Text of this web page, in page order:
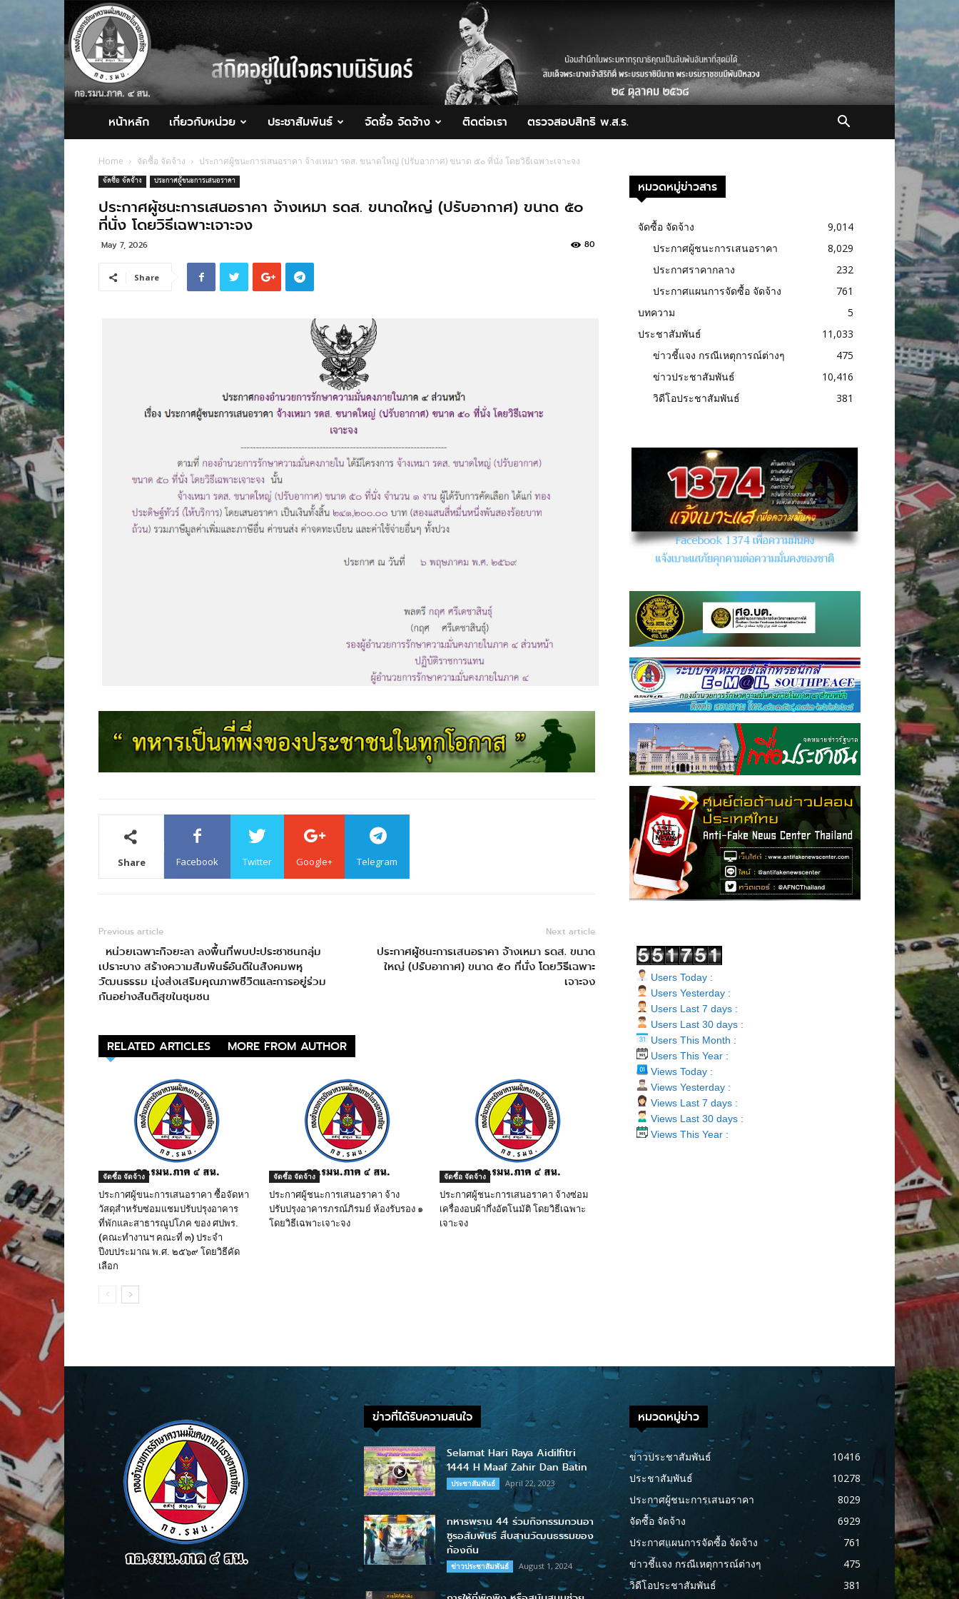
กอ.รมน.ภาค
4
สน.
หน้าหลัก เกี่ยวกับหน่วย ประชาสัมพันธ์ จัดซื้อ จัดจ้าง ติดต่อเรา ตรวจสอบสิทธิ พ.ส.ร.
Home จัดซื้อ จัดจ้าง ประกาศผู้ชนะการเสนอราคา จ้างเหมา รดส. ขนาดใหญ่ (ปรับอากาศ) ขนาด ๕๐ ที่นั่ง โดยวิธีเฉพาะเจาะจง
จัดซื้อ จัดจ้าง ประกาศผู้ชนะการเสนอราคา
ประกาศผู้ชนะการเสนอราคา จ้างเหมา รดส. ขนาดใหญ่ (ปรับอากาศ) ขนาด ๕๐
ที่นั่ง โดยวิธีเฉพาะเจาะจง
May 7, 2026 80
Share
Share Facebook Twitter Google+ Telegram
Previous article
หน่วยเฉพาะกิจยะลา ลงพื้นที่พบปะประชาชนกลุ่ม
เปราะบาง สร้างความสัมพันธ์อันดีในสังคมพหุ
วัฒนธรรม มุ่งส่งเสริมคุณภาพชีวิตและการอยู่ร่วม
กันอย่างสันติสุขในชุมชน
Next article
ประกาศผู้ชนะการเสนอราคา จ้างเหมา รดส. ขนาด
ใหญ่ (ปรับอากาศ) ขนาด ๕๐ ที่นั่ง โดยวิธีเฉพาะ
เจาะจง
RELATED ARTICLES MORE FROM AUTHOR
จัดซื้อ จัดจ้าง
ประกาศผู้ขนะการเสนอราคา ซื้อจัดหา
วัสดุสำหรับซ่อมแชมปรับปรุงอาคาร
ที่พักและสาธารณูปโภค ของ ศปพร.
(คณะทำงานฯ คณะที่ ๓) ประจำ
ปีงบประมาณ พ.ศ. ๒๕๖๙ โดยวิธีคัด
เลือก
จัดซื้อ จัดจ้าง
ประกาศผู้ชนะการเสนอราคา จ้าง
ปรับปรุงอาคารภรณ์ภิรมย์ ห้องรับรอง ๑
โดยวิธีเฉพาะเจาะจง
จัดซื้อ จัดจ้าง
ประกาศผู้ชนะการเสนอราคา จ้างซ่อม
เครื่องอบผ้ากึ่งอัตโนมัติ โดยวิธีเฉพาะ
เจาะจง
หมวดหมู่ข่าวสาร
จัดซื้อ จัดจ้าง
9,014
ประกาศผู้ชนะการเสนอราคา
8,029
ประกาศราคากลาง
232
ประกาศแผนการจัดซื้อ จัดจ้าง
761
บทความ
5
ประชาสัมพันธ์
11,033
ข่าวชี้แจง กรณีเหตุการณ์ต่างๆ
475
ข่าวประชาสัมพันธ์
10,416
วิดีโอประชาสัมพันธ์
381
Users Today :
Users Yesterday :
Users Last 7 days :
Users Last 30 days :
Users This Month :
Users This Year :
Views Today :
Views Yesterday :
Views Last 7 days :
Views Last 30 days :
Views This Year :
ข่าวที่ได้รับความสนใจ
Selamat Hari Raya Aidilfitri
1444 H Maaf Zahir Dan Batin
ประชาสัมพันธ์ April 22, 2023
ทหารพราน 44 ร่วมกิจกรรมกวนอา
ซูรอสัมพันธ์ สืบสานวัฒนธรรมของ
ท้องถิ่น
ข่าวประชาสัมพันธ์ August 1, 2024
หมวดหมู่ข่าว
ข่าวประชาสัมพันธ์
10416
ประชาสัมพันธ์
10278
ประกาศผู้ชนะการเสนอราคา
8029
จัดซื้อ จัดจ้าง
6929
ประกาศแผนการจัดซื้อ จัดจ้าง
761
ข่าวชี้แจง กรณีเหตุการณ์ต่างๆ
475
วิดีโอประชาสัมพันธ์
381